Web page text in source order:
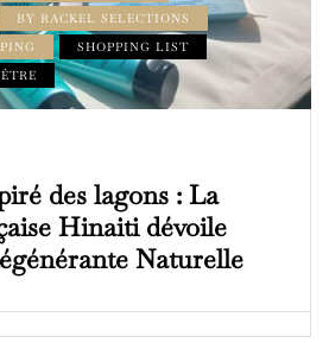
BY RACKEL SELECTIONS
SHOPPING LIST
des lagons : La
Hinaiti dévoile
Naturelle